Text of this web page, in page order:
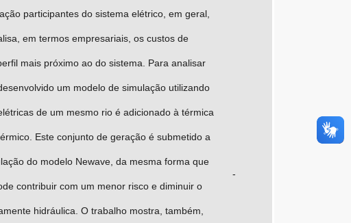
participantes do sistema elétrico, em geral,
em termos empresariais, os custos de
mais próximo ao do sistema. Para analisar
um modelo de simulação utilizando
de um mesmo rio é adicionado à térmica
Este conjunto de geração é submetido a
do modelo Newave, da mesma forma que
contribuir com um menor risco e diminuir o
hidráulica. O trabalho mostra, também,
-